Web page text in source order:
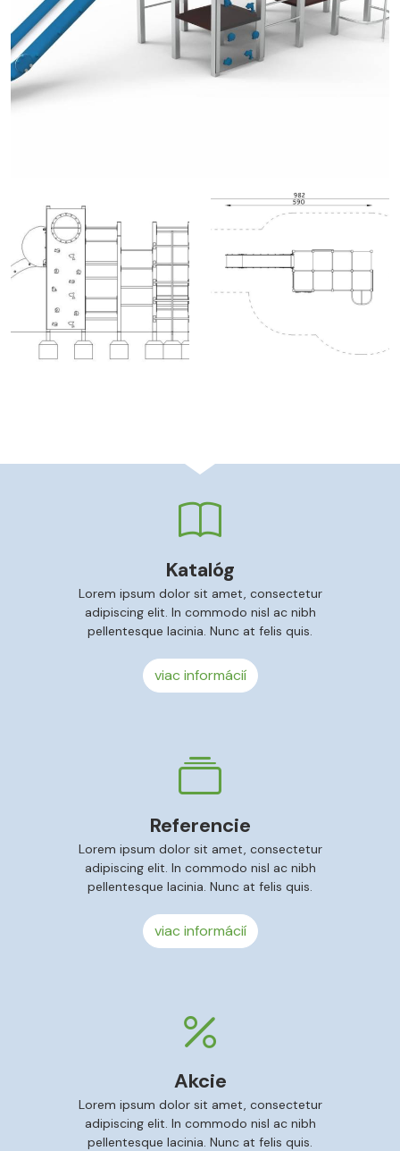
Katalóg
Lorem ipsum dolor sit amet, consectetur
adipiscing elit. In commodo nisl ac nibh
pellentesque lacinia. Nunc at felis quis.
viac informácií
Referencie
Lorem ipsum dolor sit amet, consectetur
adipiscing elit. In commodo nisl ac nibh
pellentesque lacinia. Nunc at felis quis.
viac informácií
Akcie
Lorem ipsum dolor sit amet, consectetur
adipiscing elit. In commodo nisl ac nibh
pellentesque lacinia. Nunc at felis quis.